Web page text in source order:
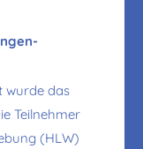
wurde das
Teilnehmer
(HLW)